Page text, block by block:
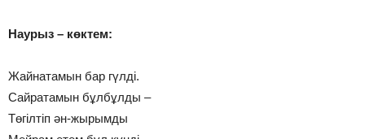
Наурыз – көктем:
Жайнатамын бар гүлді.
Сайратамын бұлбұлды –
Төгілтіп ән-жырымды